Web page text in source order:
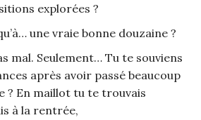
explorées ?
une vraie bonne douzaine ?
mal. Seulement… Tu te souviens
après avoir passé beaucoup
? En maillot tu te trouvais
à la rentrée,